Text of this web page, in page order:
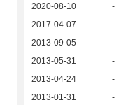
2020-08-10 -
2017-04-07 -
2013-09-05 -
2013-05-31 -
2013-04-24 -
2013-01-31 -